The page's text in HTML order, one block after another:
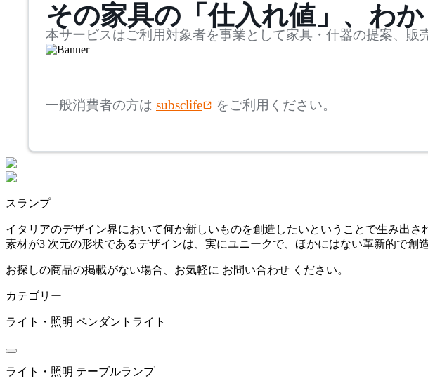
アルテミデ
BALMUDA
バルミューダ
bellacontte
ベラコンテ
BoConcept
検索
~
~
mm
その家具の「仕入れ値」、わか
本サービスはご利用対象者を事業として家具・什器の提案、販
一般消費者の方は subsclife をご利用ください。
スランプ
イタリアのデザイン界において何か新しいものを創造したいということで生み出
素材が3 次元の形状であるデザインは、実にユニークで、ほかにはない革新的で創
お探しの商品の掲載がない場合、お気軽に お問い合わせ ください。
カテゴリー
ライト・照明 ペンダントライト
ライト・照明 テーブルランプ